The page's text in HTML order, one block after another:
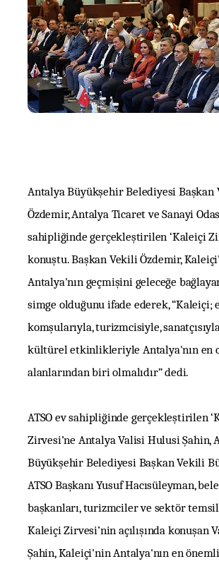
Antalya Büyükşehir Belediyesi Başkan
Özdemir, Antalya Ticaret ve Sanayi
sahipliğinde gerçekleştirilen ‘Kaleiçi
konuştu. Başkan Vekili Özdemir,
Antalya'nın geçmişini geleceğe
simge olduğunu ifade ederek, “Kaleiçi;
komşularıyla, turizmcisiyle,
kültürel etkinlikleriyle Antalya'nın en
alanlarından biri olmalıdır” dedi.
ATSO ev sahipliğinde gerçekleştirilen
Zirvesi’ne Antalya Valisi Hulusi Şahin,
Büyükşehir Belediyesi Başkan Vekili
ATSO Başkanı Yusuf Hacısüleyman,
başkanları, turizmciler ve sektör
Kaleiçi Zirvesi’nin açılışında konuşan
Şahin, Kaleiçi'nin Antalya'nın en